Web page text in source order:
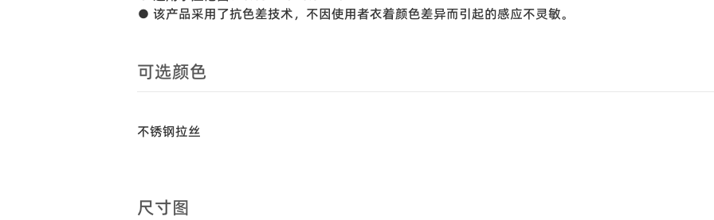
● 该产品采用了抗色差技术，不因使用者衣着颜色差异而引起的感应不灵敏。
可选颜色
不锈钢拉丝
尺寸图